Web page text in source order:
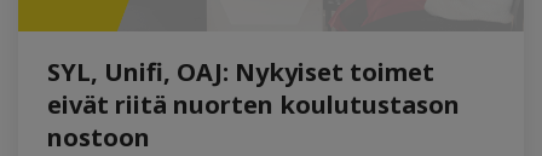
SYL, Unifi, OAJ: Nykyiset toimet
eivät riitä nuorten koulutustason
nostoon